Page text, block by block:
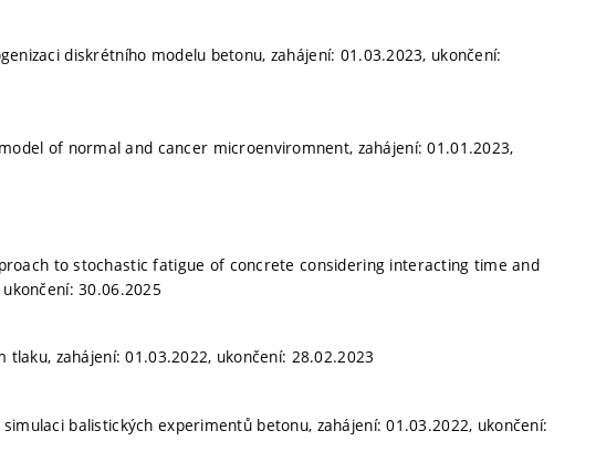
diskrétního modelu betonu, zahájení: 01.03.2023, ukončení:
of normal and cancer microenviromnent, zahájení: 01.01.2023,
to stochastic fatigue of concrete considering interacting time and
30.06.2025
zahájení: 01.03.2022, ukončení: 28.02.2023
balistických experimentů betonu, zahájení: 01.03.2022, ukončení: